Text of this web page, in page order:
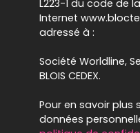
L223-1 du code de
Internet
adressé à :
Société Worldline,
BLOIS CEDEX.
Pour en savoir plus
données